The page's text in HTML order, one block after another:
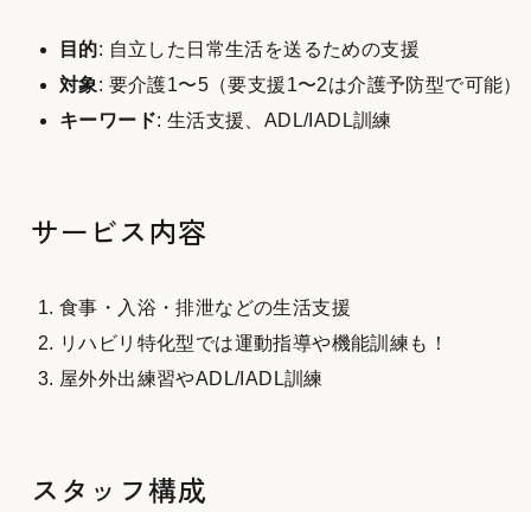
目的: 自立した日常生活を送るための支援
対象: 要介護1〜5（要支援1〜2は介護予防型で可能）
キーワード: 生活支援、ADL/IADL訓練
サービス内容
食事・入浴・排泄などの生活支援
リハビリ特化型では運動指導や機能訓練も！
屋外外出練習やADL/IADL訓練
スタッフ構成